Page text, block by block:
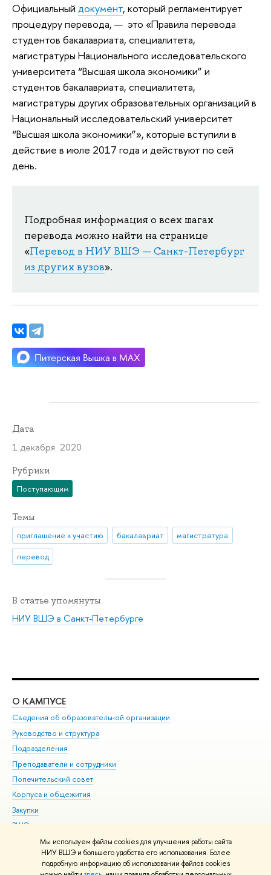
Мы используем файлы cookies для улучшения работы сайта
НИУ ВШЭ и большего удобства его использования. Более
подробную информацию об использовании файлов cookies
Официальный документ, который регламентирует
процедуру перевода, — это «Правила перевода
студентов бакалавриата, специалитета,
магистратуры Национального исследовательского
университета “Высшая школа экономики” и
студентов бакалавриата, специалитета,
магистратуры других образовательных организаций в
Национальный исследовательский университет
“Высшая школа экономики”», которые вступили в
действие в июле 2017 года и действуют по сей
день.
Подробная информация о всех шагах
перевода можно найти на странице
«Перевод в НИУ ВШЭ — Санкт-Петербург
из других вузов».
Дата
1 декабря 2020
Рубрики
Поступающим
Темы
приглашение к участию бакалавриат
магистратура
перевод
В статье упомянуты
НИУ ВШЭ в Санкт-Петербурге
О КАМПУСЕ
Сведения об образовательной организации
Руководство и структура
Подразделения
Преподаватели и сотрудники
Попечительский совет
Корпуса и общежития
Закупки
ВШЭ для студентов с ограниченными возможностями
здоровья и инвалидностью
Версия для слабовидящих
Единая платежная страница